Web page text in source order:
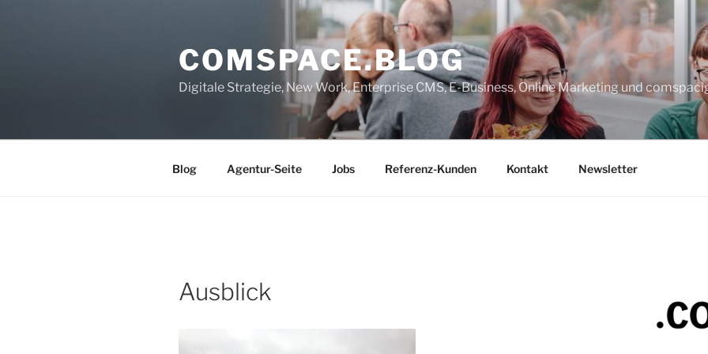
COMSPACE.BLOG
Digitale Strategie, New Work, Enterprise CMS, E-Business, Online Marketing und
Blog Agentur-Seite Jobs Referenz-Kunden Kontakt Newsletter
Ausblick